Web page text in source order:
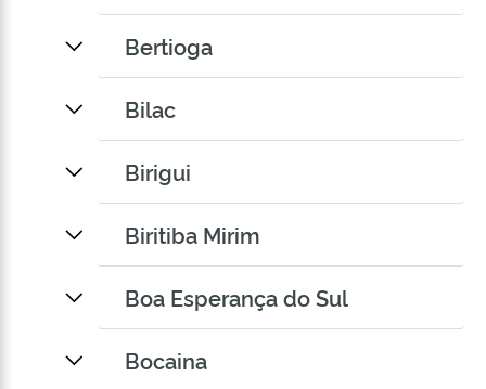
Bertioga
Bilac
Birigui
Biritiba Mirim
Boa Esperança do Sul
Bocaina